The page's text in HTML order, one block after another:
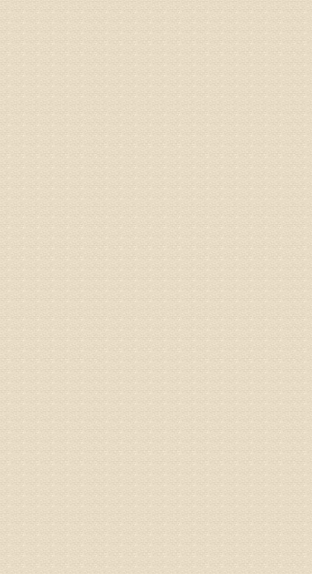
建议带
姓名：
病情描
专家回
由于我
姓名：
专家回
专家回
的放射
专家回
疗，具
姓名：
病情描
较严重
院详细
姓名：